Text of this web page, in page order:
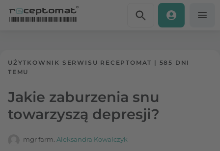
UŻYTKOWNIK SERWISU RECEPTOMAT | 585 DNI
TEMU
Jakie zaburzenia snu
towarzyszą depresji?
mgr farm. Aleksandra Kowalczyk